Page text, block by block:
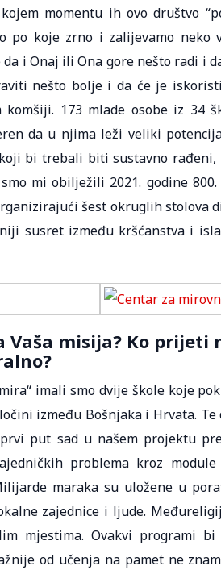
momentu ih ovo društvo
po koje zrno i zalijevamo neko
i Onaj ili Ona gore nešto radi i
nešto bolje i da će je
173 mlade osobe iz 34
da u njima leži veliki
bi trebali biti sustavno rađeni,
mi obilježili 2021. godine
šest okruglih stolova
susret između kršćanstva i
Vaša misija? Ko prijeti
imali smo dvije škole koje
između Bošnjaka i Hrvata.
put sad u našem projektu
problema kroz
maraka su uložene u
zajednice i ljude.
mjestima. Ovakvi programi
od učenja na pamet ne